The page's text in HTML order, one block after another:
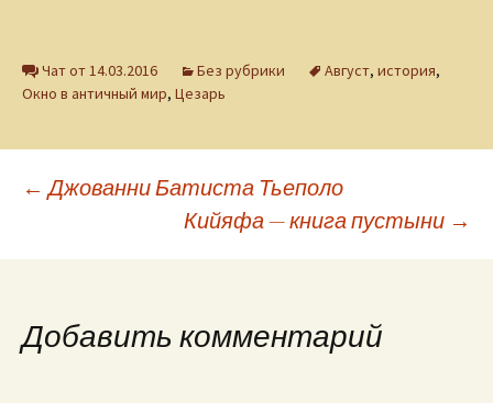
Чат от 14.03.2016 Без рубрики Август, история,
Окно в античный мир, Цезарь
Навигация
по
записям
← Джованни Батиста Тьеполо
Кийяфа — книга пустыни →
Добавить комментарий